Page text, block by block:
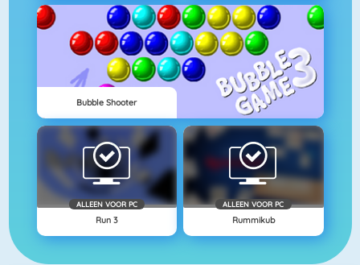
Bubble Shooter
ALLEEN VOOR PC
Run 3
ALLEEN VOOR PC
Rummikub